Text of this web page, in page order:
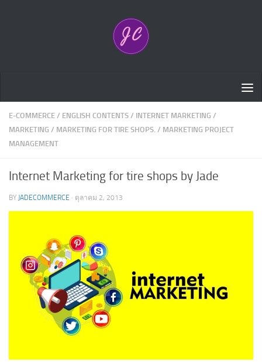
E-COMMERCE / ENGLISH CONTENTS / INTERNET MARKETING /
MARKETING / MARKETING FOR TIRE SHOPS. / MARKETING PROJECT
MANAGEMENT
Internet Marketing for tire shops by Jade
BY JADECOMMERCE · ตุลาคม 2, 2013